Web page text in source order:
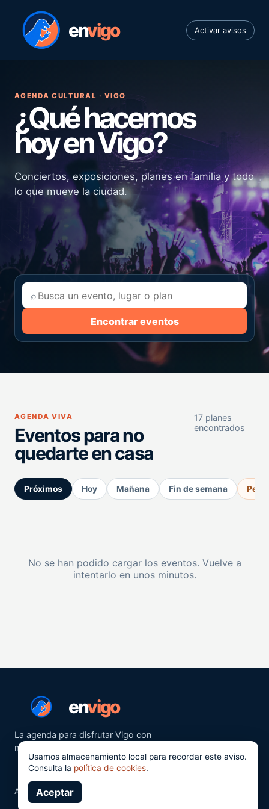
envigo Activar avisos
AGENDA CULTURAL · VIGO
¿Qué hacemos
hoy en Vigo?
Conciertos, exposiciones, planes en familia y todo
lo que mueve la ciudad.
⌕
Encontrar eventos
AGENDA VIVA
Eventos para no
quedarte en casa
17 planes
encontrados
Próximos Hoy Mañana Fin de semana
No se han podido cargar los eventos. Vuelve a
intentarlo en unos minutos.
envigo
La agenda para disfrutar Vigo con
más ganas.
Aviso legalPrivacidad
Usamos almacenamiento local para recordar este aviso.
Consulta la política de cookies.
Aceptar